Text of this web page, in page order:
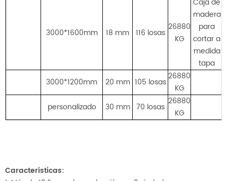
3000*1600mm 18 mm 116 losas
26880
KG
madera
para
cortar a
medida
tapa
3000*1200mm
20 mm 105 losas
26880
KG
personalizado
30 mm 70 losas
26880
KG
Características: